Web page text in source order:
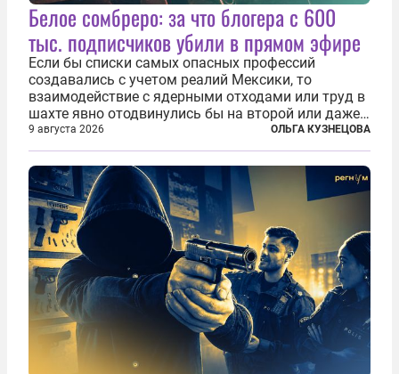
Белое сомбреро: за что блогера с 600
тыс. подписчиков убили в прямом эфире
Если бы списки самых опасных профессий
создавались с учетом реалий Мексики, то
взаимодействие с ядерными отходами или труд в
шахте явно отодвинулись бы на второй или даже
третий план. А вот блогерам, журналистам и
музыкантам пришлось бы выйти вперед. В
Кульякане, столице штата Синалоа, прямо во...
9 августа 2026 ОЛЬГА КУЗНЕЦОВА